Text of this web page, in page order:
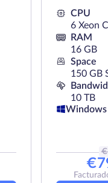
CPU
6 Xeon
RAM
16 GB
Space
150 GB
10 TB
Windows
€
€